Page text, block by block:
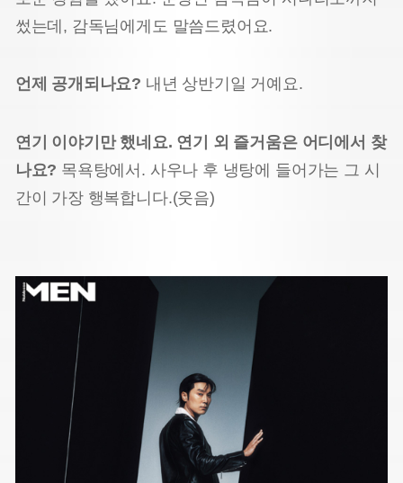
썼는데, 감독님에게도 말씀드렸어요.
언제 공개되나요? 내년 상반기일 거예요.
연기 이야기만 했네요. 연기 외 즐거움은 어디에서 찾
나요? 목욕탕에서. 사우나 후 냉탕에 들어가는 그 시
간이 가장 행복합니다.(웃음)